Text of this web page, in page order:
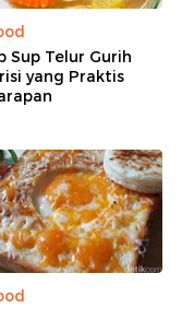
Sup Telur Gurih
yang Praktis